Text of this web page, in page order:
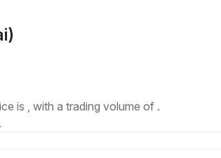
is , with a trading volume of .